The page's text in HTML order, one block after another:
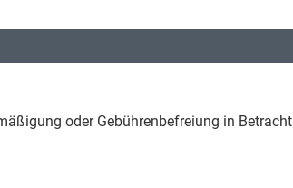
oder Gebührenbefreiung in Betracht